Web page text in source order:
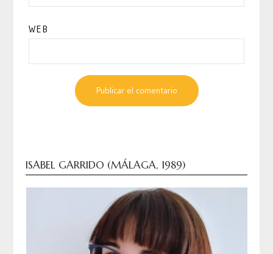
WEB
ISABEL GARRIDO (MÁLAGA, 1989)